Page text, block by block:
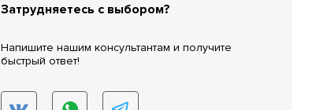
Затрудняетесь с выбором?
Напишите нашим консультантам и получите
быстрый ответ!